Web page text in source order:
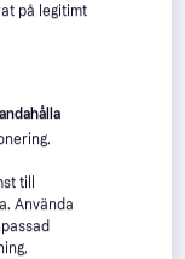
på legitimt
till
Använda